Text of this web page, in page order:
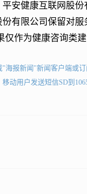
安健康互联网股
有限公司保留对
仅作为健康咨询类
"海报新闻"新闻客户端或订
动用户发送短信SD到